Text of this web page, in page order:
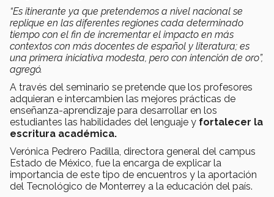
“Es itinerante ya que pretendemos a nivel nacional se
replique en las diferentes regiones cada determinado
tiempo con el fin de incrementar el impacto en más
contextos con más docentes de español y literatura; es
una primera iniciativa modesta, pero con intención de oro”,
agregó.
A través del seminario se pretende que los profesores
adquieran e intercambien las mejores prácticas de
enseñanza-aprendizaje para desarrollar en los
estudiantes las habilidades del lenguaje y fortalecer la
escritura académica.
Verónica Pedrero Padilla, directora general del campus
Estado de México, fue la encarga de explicar la
importancia de este tipo de encuentros y la aportación
del Tecnológico de Monterrey a la educación del país.